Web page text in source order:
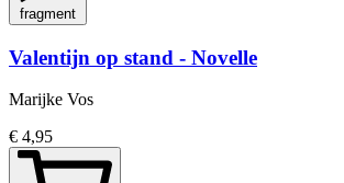
fragment
Valentijn op stand - Novelle
Marijke Vos
€ 4,95